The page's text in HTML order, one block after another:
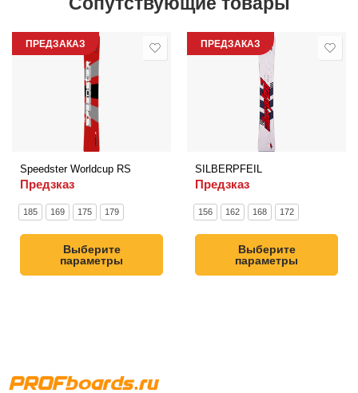
ПРЕДЗАКАЗ
Speedster Worldcup RS
Предзказ
185 169 175 179
Выберите
параметры
ПРЕДЗАКАЗ
SILBERPFEIL
Предзказ
156 162 168 172
Выберите
параметры